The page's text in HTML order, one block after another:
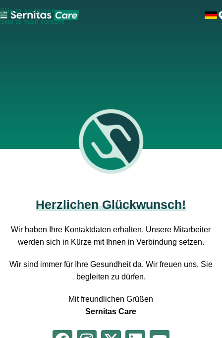
Skip to navigation
Skip to main content
Herzlichen Glückwunsch!
Wir haben Ihre Kontaktdaten erhalten. Unsere Mitarbeiter
werden sich in Kürze mit Ihnen in Verbindung setzen.
Wir sind immer für Ihre Gesundheit da. Wir freuen uns, Sie
begleiten zu dürfen.
Mit freundlichen Grüßen
Sernitas Care